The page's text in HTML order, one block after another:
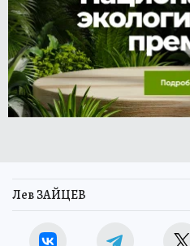
Лев ЗАЙЦЕВ